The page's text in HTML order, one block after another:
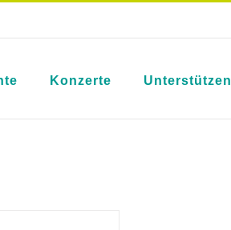
Konzerte Unterstützen